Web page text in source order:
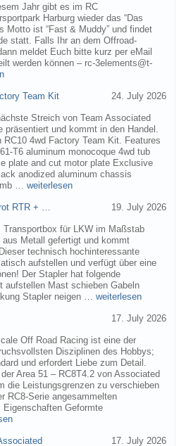
Jahr gibt es im RC
Harburg wieder das “Das
Motto ist “Fast & Muddy” und findet
statt. Falls Ihr an dem Offroad-
meldet Euch bitte kurz per eMail
werden können – rc-3elements@t-
Team Kit 24. July 2026
Streich von Team Associated
präsentiert und kommt in den Handel.
4wd Factory Team Kit. Features
T6 aluminum monocoque 4wd tub
plate and cut motor plate Exclusive
anodized aluminum chassis
… weiterlesen
RTR + … 19. July 2026
Transportbox für LKW im Maßstab
Metall gefertigt und kommt
technisch hochinteressante
aufstellen und verfügt über eine
Der Stapler hat folgende
aufstellen Mast schieben Gabeln
Stapler neigen … weiterlesen
17. July 2026
Off Road Racing ist eine der
Disziplinen des Hobbys;
und erfordert Liebe zum Detail.
Area 51 – RC8T4.2 von Associated
die Leistungsgrenzen zu verschieben
RC8-Serie angesammelten
Geformte
17. July 2026